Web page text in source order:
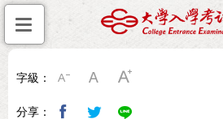
字級：
分享：